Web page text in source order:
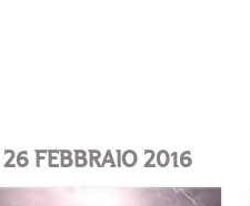
26 FEBBRAIO 2016